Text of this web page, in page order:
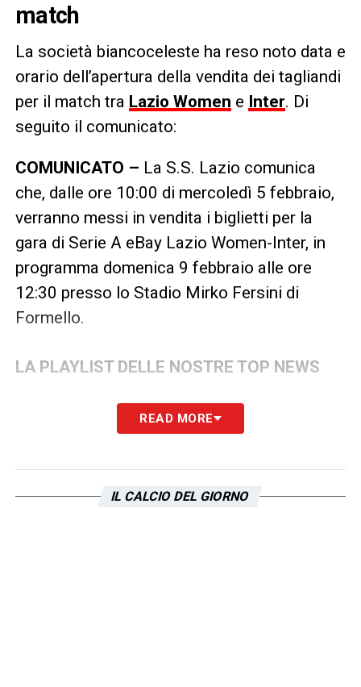
match
La società biancoceleste ha reso noto data e
orario dell’apertura della vendita dei tagliandi
per il match tra Lazio Women e Inter. Di
seguito il comunicato:
COMUNICATO – La S.S. Lazio comunica
che, dalle ore 10:00 di mercoledì 5 febbraio,
verranno messi in vendita i biglietti per la
gara di Serie A eBay Lazio Women-Inter, in
programma domenica 9 febbraio alle ore
12:30 presso lo Stadio Mirko Fersini di
Formello.
LA PLAYLIST DELLE NOSTRE TOP NEWS
READ MORE
IL CALCIO DEL GIORNO